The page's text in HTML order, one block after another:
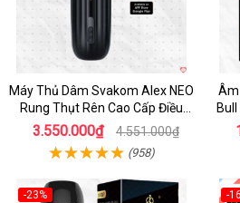
Máy Thủ Dâm Svakom Alex NEO
Rung Thụt Rên Cao Cấp Điều
Khiển App
3.550.000₫ 4.551.000₫
(958)
Âm
-23%
-